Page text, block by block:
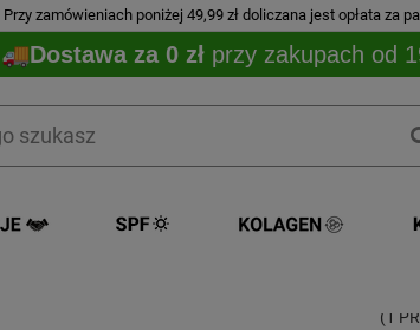
Przy zamówieniach poniżej 49,99 zł doliczana jest opłata za
Dostawa za 0 zł przy zakupach od
(1